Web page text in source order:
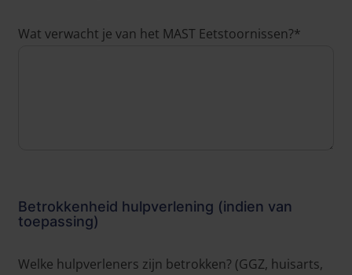
Wat verwacht je van het MAST Eetstoornissen?*
Betrokkenheid hulpverlening (indien van
toepassing)
Welke hulpverleners zijn betrokken? (GGZ, huisarts,